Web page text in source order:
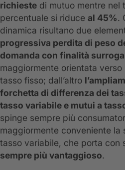
richieste di mutuo mentre nel
percentuale si riduce al 45%.
dinamica risultano due
progressiva perdita di peso
domanda con finalità surroga
maggiormente orientata
tasso fisso; dall’altro
forchetta di differenza dei
tasso variabile e mutui a
spinge sempre più
maggiormente conveniente la
tasso variabile, che porta con
sempre più vantaggioso.